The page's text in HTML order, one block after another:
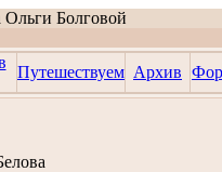
Путешествуем Архив